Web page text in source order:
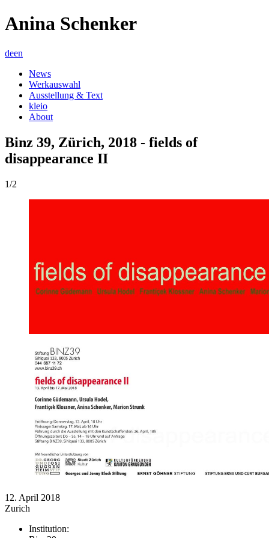
Anina Schenker
deen
News
Werkauswahl
Ausstellung & Text
kleio
About
Binz 39, Zürich, 2018 - fields of
disappearance II
1/2
12. April 2018
Zurich
Institution: